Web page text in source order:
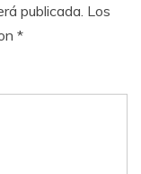
publicada. Los
*